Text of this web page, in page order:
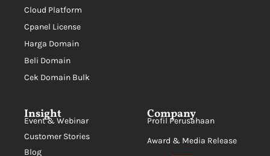
Cloud Platform
Cpanel License
Harga Domain
Beli Domain
Cek Domain Bulk
Insight
Event & Webinar
Customer Stories
Blog
Company
Profil Perusahaan
Award & Media Release